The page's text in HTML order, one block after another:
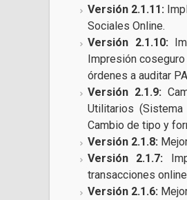
Versión 2.1.11:
Sociales Online.
Versión 2.1.10:
Impresión
órdenes a auditar
Versión 2.1.9:
Utilitarios
Cambio de tipo y
Versión 2.1.8:
Versión 2.1.7:
transacciones
Versión 2.1.6: